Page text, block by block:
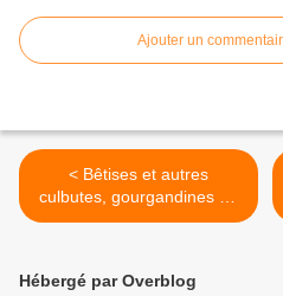
Ajouter un
< Bêtises et autres
culbutes, gourgandines ou
tâtez-y.
Hébergé par Overblog